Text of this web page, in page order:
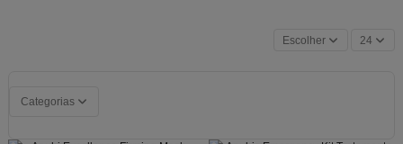
Escolher 24
Categorias